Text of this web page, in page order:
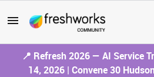
📍 Refresh 2026 — AI Service
14, 2026 | Convene 30